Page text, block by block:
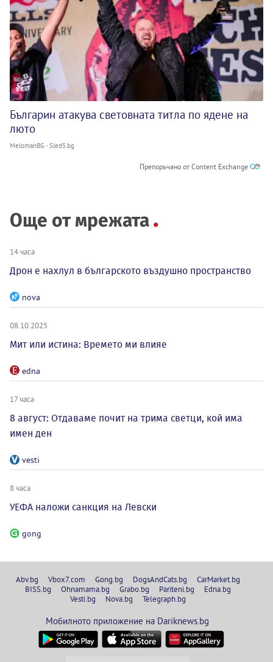
Българин атакува световната титла по ядене на
люто
MelomanBG - Sled5.bg
Препоръчано от Content Exchange
Още от мрежата
14 часа
Дрон е нахлул в българското въздушно пространство
nova
08.10.2025
Мит или истина: Времето ми влияе
edna
17 часа
8 август: Отдаваме почит на трима светци, кой има
имен ден
vesti
8 часа
УЕФА наложи санкция на Левски
gong
Abv.bg Vbox7.com Gong.bg DogsAndCats.bg
CarMarket.bg
BISS.bg
Ohnamama.bg Grabo.bg Pariteni.bg
Edna.bg
Vesti.bg
Nova.bg Telegraph.bg
Мобилното приложение на Dariknews.bg